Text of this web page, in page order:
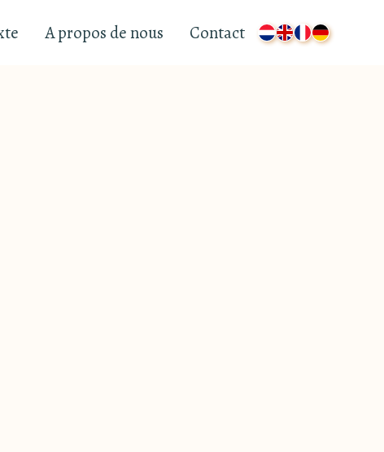
A propos de nous Contact